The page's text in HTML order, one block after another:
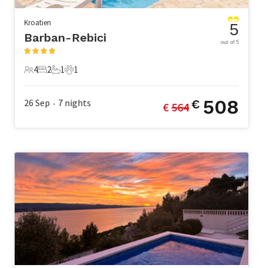
Kroatien
Barban-Rebici
4 Gäste
4
2 Schlafzimmer
2
1 Badezimmer
1
1 Haustier
1
5
out of 5
26 Sep • 7 nights € 564€ 508